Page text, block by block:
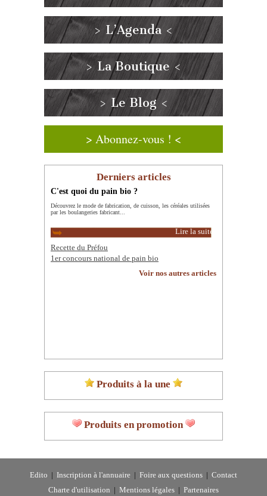
> L’Agenda <
> La Boutique <
> Le Blog <
> Abonnez-vous ! <
Derniers articles
C'est quoi du pain bio ?
Découvrez le mode de fabrication, de cuisson, les céréales utilisées
par les boulangeries fabricant...
Lire la suite
Recette du Préfou
1er concours national de pain bio
Voir nos autres articles
Produits à la une
Produits en promotion
Edito Inscription à l'annuaire Foire aux questions
Contact
Charte d'utilisation
Mentions légales Partenaires